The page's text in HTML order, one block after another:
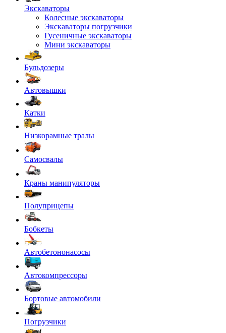
Экскаваторы
Колесные экскаваторы
Экскаваторы погрузчики
Гусеничные экскаваторы
Мини экскаваторы
Бульдозеры
Автовышки
Катки
Низкорамные тралы
Самосвалы
Краны манипуляторы
Полуприцепы
Бобкеты
Автобетононасосы
Автокомпрессоры
Бортовые автомобили
Погрузчики